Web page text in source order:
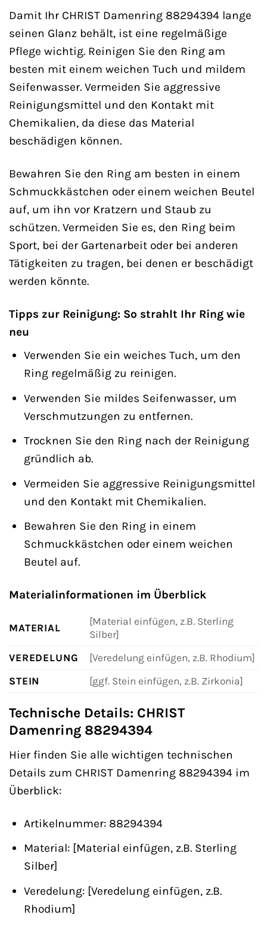
Damit Ihr CHRIST Damenring 88294394 lange
seinen Glanz behält, ist eine regelmäßige
Pflege wichtig. Reinigen Sie den Ring am
besten mit einem weichen Tuch und mildem
Seifenwasser. Vermeiden Sie aggressive
Reinigungsmittel und den Kontakt mit
Chemikalien, da diese das Material
beschädigen können.
Bewahren Sie den Ring am besten in einem
Schmuckkästchen oder einem weichen Beutel
auf, um ihn vor Kratzern und Staub zu
schützen. Vermeiden Sie es, den Ring beim
Sport, bei der Gartenarbeit oder bei anderen
Tätigkeiten zu tragen, bei denen er beschädigt
werden könnte.
Tipps zur Reinigung: So strahlt Ihr Ring wie
neu
Verwenden Sie ein weiches Tuch, um den
Ring regelmäßig zu reinigen.
Verwenden Sie mildes Seifenwasser, um
Verschmutzungen zu entfernen.
Trocknen Sie den Ring nach der Reinigung
gründlich ab.
Vermeiden Sie aggressive Reinigungsmittel
und den Kontakt mit Chemikalien.
Bewahren Sie den Ring in einem
Schmuckkästchen oder einem weichen
Beutel auf.
Materialinformationen im Überblick
MATERIAL
[Material einfügen, z.B. Sterling
Silber]
VEREDELUNG
[Veredelung einfügen, z.B. Rhodium]
STEIN
[ggf. Stein einfügen, z.B. Zirkonia]
Technische Details: CHRIST
Damenring 88294394
Hier finden Sie alle wichtigen technischen
Details zum CHRIST Damenring 88294394 im
Überblick:
Artikelnummer: 88294394
Material: [Material einfügen, z.B. Sterling
Silber]
Veredelung: [Veredelung einfügen, z.B.
Rhodium]